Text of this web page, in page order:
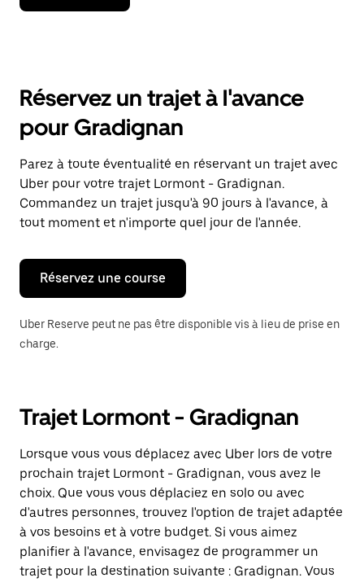
la
ouvrir
calendrier
et
sélectionner
une
date.
Appuyez
sur
la
Échap
pour
fermer
calendrier.
Réservez un trajet à l'avance
pour Gradignan
Parez à toute éventualité en réservant un trajet avec
Uber pour votre trajet Lormont - Gradignan.
Commandez un trajet jusqu'à 90 jours à l'avance, à
tout moment et n'importe quel jour de l'année.
Réservez une course
Uber Reserve peut ne pas être disponible vis à lieu de prise en
charge.
Trajet Lormont - Gradignan
Lorsque vous vous déplacez avec Uber lors de votre
prochain trajet Lormont - Gradignan, vous avez le
choix. Que vous vous déplaciez en solo ou avec
d'autres personnes, trouvez l'option de trajet adaptée
à vos besoins et à votre budget. Si vous aimez
planifier à l'avance, envisagez de programmer un
trajet pour la destination suivante : Gradignan. Vous